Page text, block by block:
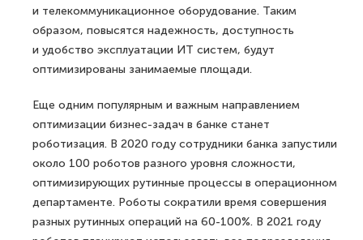
и телекоммуникационное оборудование. Таким
образом, повысятся надежность, доступность
и удобство эксплуатации ИТ систем, будут
оптимизированы занимаемые площади.
Еще одним популярным и важным направлением
оптимизации бизнес-задач в банке станет
роботизация. В 2020 году сотрудники банка запустили
около 100 роботов разного уровня сложности,
оптимизирующих рутинные процессы в операционном
департаменте. Роботы сократили время совершения
разных рутинных операций на 60-100%. В 2021 году